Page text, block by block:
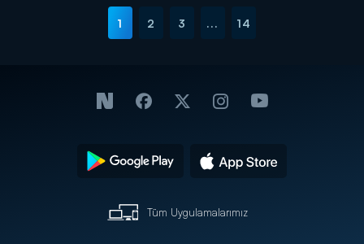
1 2 3 ... 14
Tüm Uygulamalarımız